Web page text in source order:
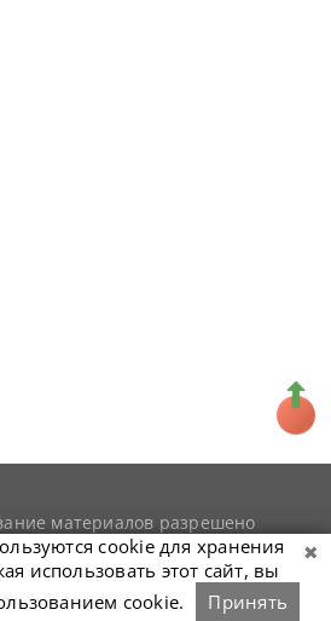
материалов разрешено
гиперссылки наsnookerist.ru
cookie для хранения
использовать этот сайт, вы
cookie.
Принять